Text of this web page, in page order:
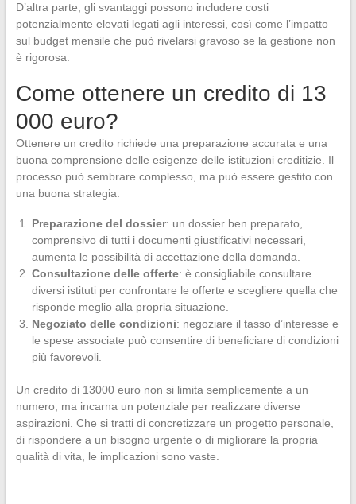
D’altra parte, gli svantaggi possono includere costi
potenzialmente elevati legati agli interessi, così come l’impatto
sul budget mensile che può rivelarsi gravoso se la gestione non
è rigorosa.
Come ottenere un credito di 13
000 euro?
Ottenere un credito richiede una preparazione accurata e una
buona comprensione delle esigenze delle istituzioni creditizie. Il
processo può sembrare complesso, ma può essere gestito con
una buona strategia.
Preparazione del dossier: un dossier ben preparato,
comprensivo di tutti i documenti giustificativi necessari,
aumenta le possibilità di accettazione della domanda.
Consultazione delle offerte: è consigliabile consultare
diversi istituti per confrontare le offerte e scegliere quella che
risponde meglio alla propria situazione.
Negoziato delle condizioni: negoziare il tasso d’interesse e
le spese associate può consentire di beneficiare di condizioni
più favorevoli.
Un credito di 13000 euro non si limita semplicemente a un
numero, ma incarna un potenziale per realizzare diverse
aspirazioni. Che si tratti di concretizzare un progetto personale,
di rispondere a un bisogno urgente o di migliorare la propria
qualità di vita, le implicazioni sono vaste.